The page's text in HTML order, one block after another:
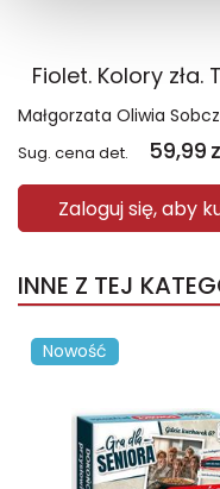
Fiolet. Kolory zła.
Małgorzata Oliwia
Sug. cena det. 59,99
Zaloguj się, aby
INNE Z TEJ
Nowość